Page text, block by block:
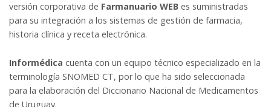
versión corporativa de Farmanuario WEB es suministradas
para su integración a los sistemas de gestión de farmacia,
historia clínica y receta electrónica.
Informédica cuenta con un equipo técnico especializado en la
terminología SNOMED CT, por lo que ha sido seleccionada
para la elaboración del Diccionario Nacional de Medicamentos
de Uruguay.